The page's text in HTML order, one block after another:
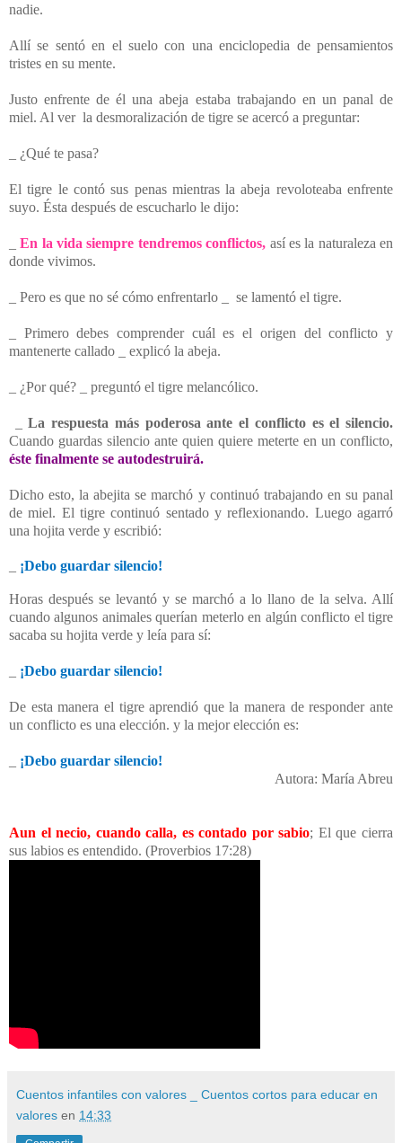
nadie.
Allí se sentó en el suelo con una enciclopedia de pensamientos
tristes en su mente.
Justo enfrente de él una abeja estaba trabajando en un panal de
miel. Al ver la desmoralización de tigre se acercó a preguntar:
_ ¿Qué te pasa?
El tigre le contó sus penas mientras la abeja revoloteaba enfrente
suyo. Ésta después de escucharlo le dijo:
_En la vida siempre tendremos conflictos, así es la naturaleza en
donde vivimos.
_ Pero es que no sé cómo enfrentarlo _ se lamentó el tigre.
_ Primero debes comprender cuál es el origen del conflicto y
mantenerte callado _ explicó la abeja.
_ ¿Por qué? _ preguntó el tigre melancólico.
­ ­_La respuesta más poderosa ante el conflicto es el silencio.
Cuando guardas silencio ante quien quiere meterte en un conflicto,
éste finalmente se autodestruirá.
Dicho esto, la abejita se marchó y continuó trabajando en su panal
de miel. El tigre continuó sentado y reflexionando. Luego agarró
una hojita verde y escribió:
¡Debo guardar silencio!
Horas después se levantó y se marchó a lo llano de la selva. Allí
cuando algunos animales querían meterlo en algún conflicto el tigre
sacaba su hojita verde y leía para sí:
¡Debo guardar silencio!
De esta manera el tigre aprendió que la manera de responder ante
un conflicto es una elección. y la mejor elección es:
¡Debo guardar silencio!
Autora: María Abreu
Aun el necio, cuando calla, es contado por sabio; El que cierra
sus labios es entendido. (Proverbios 17:28)
Cuentos infantiles con valores _ Cuentos cortos para educar en
valores en 14:33